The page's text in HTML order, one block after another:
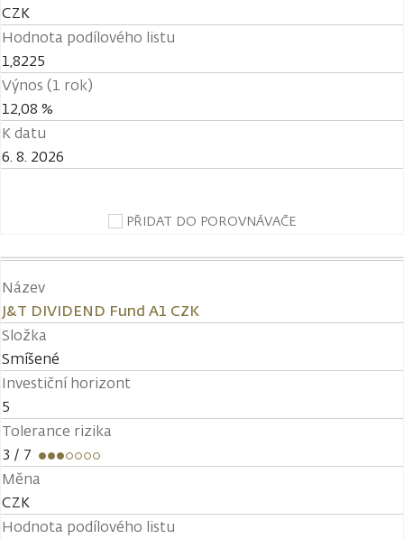
CZK
Hodnota podílového listu
1,8225
Výnos (1 rok)
12,08 %
K datu
6. 8. 2026
PŘIDAT DO POROVNÁVAČE
Název
J&T DIVIDEND Fund A1 CZK
Složka
Smíšené
Investiční horizont
5
Tolerance rizika
3 / 7
Měna
CZK
Hodnota podílového listu